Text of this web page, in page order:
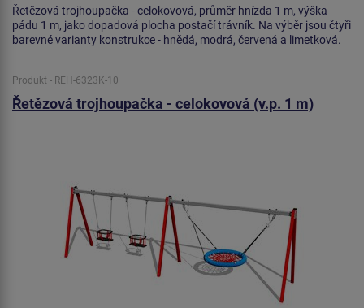
Řetězová trojhoupačka - celokovová, průměr hnízda 1 m, výška
pádu 1 m, jako dopadová plocha postačí trávník. Na výběr jsou čtyři
barevné varianty konstrukce - hnědá, modrá, červená a limetková.
Produkt - REH-6323K-10
Řetězová trojhoupačka - celokovová (v.p. 1 m)